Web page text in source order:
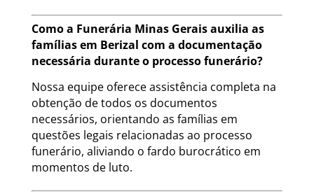
Como a Funerária Minas Gerais auxilia as
famílias em Berizal com a documentação
necessária durante o processo funerário?
Nossa equipe oferece assistência completa na
obtenção de todos os documentos
necessários, orientando as famílias em
questões legais relacionadas ao processo
funerário, aliviando o fardo burocrático em
momentos de luto.